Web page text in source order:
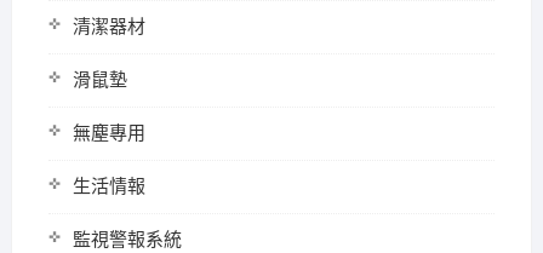
清潔器材
滑鼠墊
無塵專用
生活情報
監視警報系統